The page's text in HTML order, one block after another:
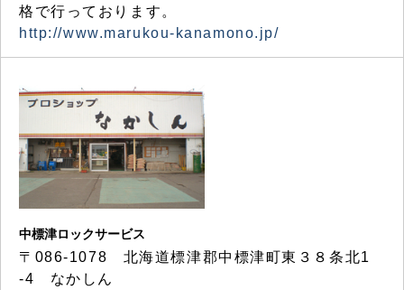
格で行っております。
http://www.marukou-kanamono.jp/
中標津ロックサービス
〒086-1078 北海道標津郡中標津町東３８条北1
-4 なかしん